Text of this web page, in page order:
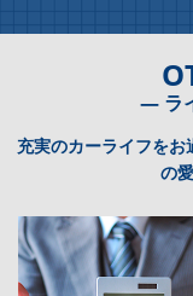
― ラ
充実のカーライフを
の